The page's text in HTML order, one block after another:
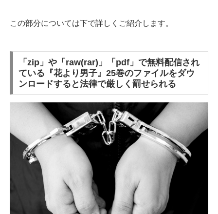
この部分については下で詳しくご紹介します。
「zip」や「raw(rar)」「pdf」で無料配信され
ている『花より男子』25巻のファイルをダウ
ンロードすると法律で厳しく罰せられる